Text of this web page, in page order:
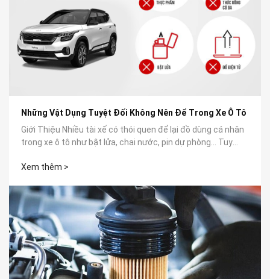
Những Vật Dụng Tuyệt Đối Không Nên Để Trong Xe Ô Tô
Giới Thiệu Nhiều tài xế có thói quen để lại đồ dùng cá nhân
trong xe ô tô như bật lửa, chai nước, pin dự phòng… Tuy
Xem thêm >